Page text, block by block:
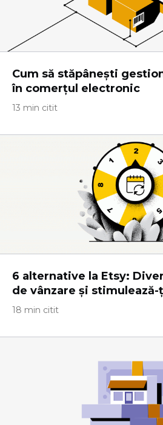
Cum să stăpânești
în comerțul electronic
13 min citit
6 alternative la Etsy:
de vânzare și
18 min citit